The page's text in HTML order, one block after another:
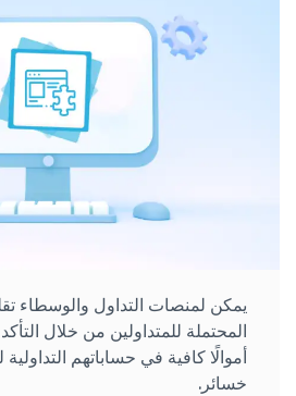
يمكن لمنصات التداول والوسطاء
المحتملة للمتداولين من خلال
أموالًا كافية في حساباتهم
خسائر.